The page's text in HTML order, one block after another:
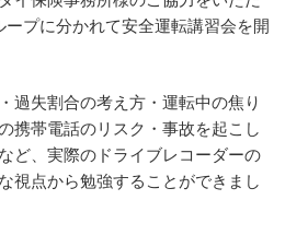
ープに分かれて安全運転講習会を開
過失割合の考え方・運転中の焦り
携帯電話のリスク・事故を起こし
ど、実際のドライブレコーダーの
視点から勉強することができまし